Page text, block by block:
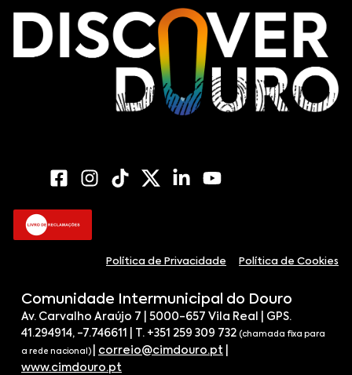
Política de Privacidade Política de Cookies
Comunidade Intermunicipal do Douro
Av. Carvalho Araújo 7 | 5000-657 Vila Real | GPS.
41.294914, -7.746611 | T. +351 259 309 732 (chamada fixa para
a rede nacional) correio@cimdouro.pt
www.cimdouro.pt